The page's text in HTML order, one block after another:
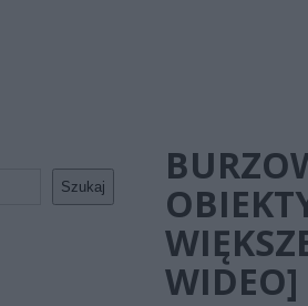
Szukaj
WIDEO]